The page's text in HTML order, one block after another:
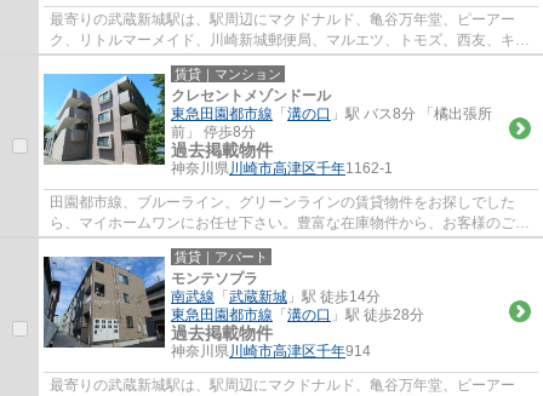
最寄りの武蔵新城駅は、駅周辺にマクドナルド、亀谷万年堂、ピーアー
ク、リトルマーメイド、川崎新城郵便局、マルエツ、トモズ、西友、キャ
ン★ドゥ、文教堂書店、コージーコーナーなど...
賃貸｜マンション
クレセントメゾンドール
東急田園都市線 「 溝の口 」駅 バス8分 「橘出張所
前」 停歩8分
過去掲載物件
神奈川県川崎市高津区千年1162-1
田園都市線、ブルーライン、グリーンラインの賃貸物件をお探しでした
ら、マイホームワンにお任せ下さい。豊富な在庫物件から、お客様のご要
望に合うお部屋をご提案致します。
賃貸｜アパート
モンテソプラ
南武線 「 武蔵新城 」駅 徒歩14分
東急田園都市線 「 溝の口 」駅 徒歩28分
過去掲載物件
神奈川県川崎市高津区千年914
最寄りの武蔵新城駅は、駅周辺にマクドナルド、亀谷万年堂、ピーアー